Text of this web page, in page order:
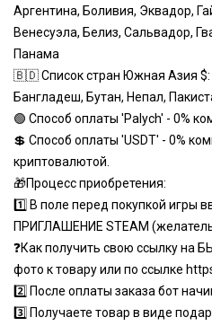
Аргентина, Боливия, Эквадор,
Венесуэла, Белиз, Сальвадор,
Панама
🇧🇩Список стран Южная Азия $:
Бангладеш, Бутан, Непал,
🟢 Способ оплаты 'Palych' - 0%
💲 Способ оплаты 'USDT' - 0%
криптовалютой.
🎁Процесс приобретения:
1️⃣ В поле перед покупкой игры
ПРИГЛАШЕНИЕ STEAM
❓Как получить свою ссылку
фото к товару или по ссылке
2️⃣ После оплаты заказа бот
3️⃣ Получаете товар в виде